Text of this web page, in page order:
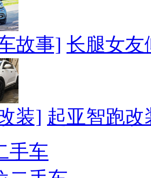
故事] 长腿女友
装] 起亚智跑
手车